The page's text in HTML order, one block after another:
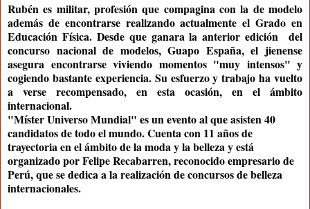
Rubén es militar, profesión que compagina con la de modelo
además de encontrarse realizando actualmente el Grado en
Educación Física. Desde que ganara la anterior edición del
concurso nacional de modelos, Guapo España, el jienense
asegura encontrarse viviendo momentos "muy intensos" y
cogiendo bastante experiencia. Su esfuerzo y trabajo ha vuelto
a verse recompensado, en esta ocasión, en el ámbito
internacional.
"Míster Universo Mundial" es un evento al que asisten 40
candidatos de todo el mundo. Cuenta con 11 años de
trayectoria en el ámbito de la moda y la belleza y está
organizado por Felipe Recabarren, reconocido empresario de
Perú, que se dedica a la realización de concursos de belleza
internacionales.